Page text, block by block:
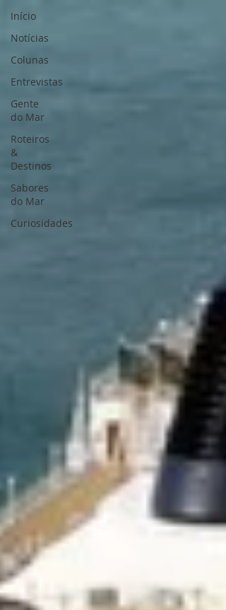
Início
Notícias
Colunas
Entrevistas
Gente
do Mar
Roteiros
&
Destinos
Sabores
do Mar
Curiosidades